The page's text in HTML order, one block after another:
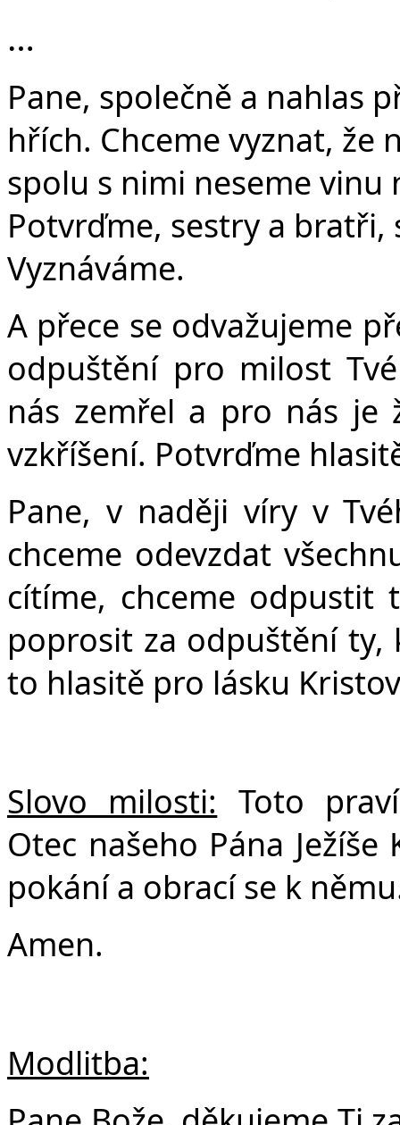
…
Pane, společně a nahlas
hřích. Chceme vyznat, že
spolu s nimi neseme vinu
Potvrďme, sestry a bratři,
Vyznáváme.
A přece se odvažujeme
odpuštění pro milost
nás zemřel a pro nás je
vzkříšení. Potvrďme
Pane, v naději víry v
chceme odevzdat
cítíme, chceme odpustit
poprosit za odpuštění ty,
to hlasitě pro lásku
Slovo milosti: Toto
Otec našeho Pána
pokání a obrací se k
Amen.
Modlitba: